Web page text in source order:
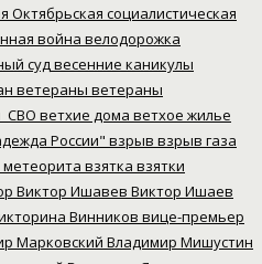
Октябрьская социалистическая
война велодорожка
судвесенние каникулы
ветераны ветераны
ветхие дома ветхое жилье
России" взрыв взрыв газа
взятка взятки
Виктор Ишавев Виктор Ишаев
Винников вице-премьер
Марковский Владимир Мишустин